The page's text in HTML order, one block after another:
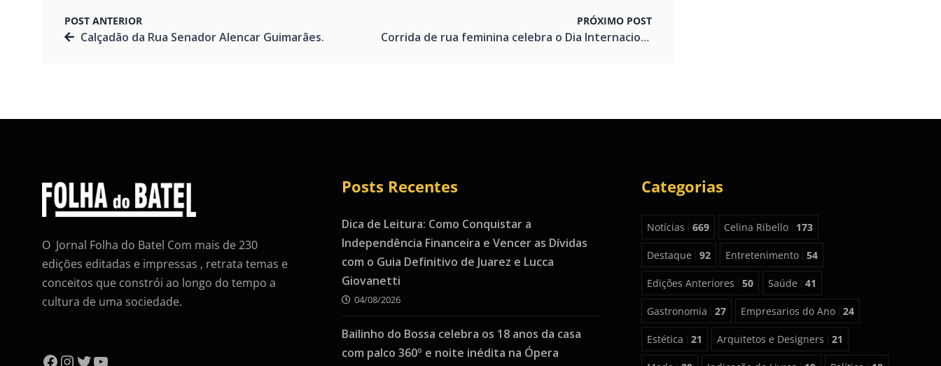
POST ANTERIOR
Calçadão da Rua Senador Alencar Guimarães.
PRÓXIMO POST
Corrida de rua feminina celebra o Dia Internacional da Mulher em Curitiba
O Jornal Folha do Batel Com mais de 230
edições editadas e impressas , retrata temas e
conceitos que constrói ao longo do tempo a
cultura de uma sociedade.
Facebook
Instagram
Twitter
YouTube
Posts Recentes
Dica de Leitura: Como Conquistar a
Independência Financeira e Vencer as Dívidas
com o Guia Definitivo de Juarez e Lucca
Giovanetti
04/08/2026
Bailinho do Bossa celebra os 18 anos da casa
com palco 360º e noite inédita na Ópera
Categorias
Notícias 669 Celina Ribello 173
Destaque 92 Entretenimento 54
Edições Anteriores 50 Saúde 41
Gastronomia 27 Empresarios do Ano 24
Estética 21 Arquitetos e Designers 21